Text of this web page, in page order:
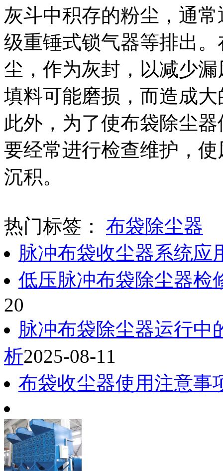
灰斗中积存的粉尘，通
级重锤式锁气器等排出
尘，作为灰封，以减少
填料可能磨损，而造成
此外，为了使布袋除尘
要经常进行检查维护，
沉积。
热门标签： 布袋除尘器
脉冲布袋收尘器系统应
低压脉冲布袋除尘器检
20
脉冲布袋除尘器运行中
析2025-08-11
布袋收尘器使用注意事